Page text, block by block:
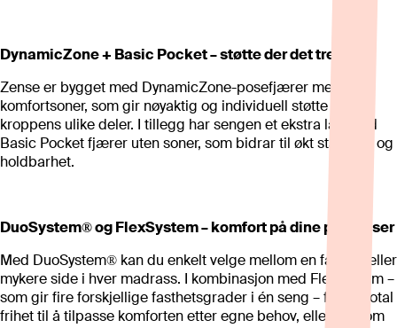
DynamicZone + Basic Pocket – støtte der det trengs
Zense er bygget med DynamicZone-posefjærer med 7
komfortsoner, som gir nøyaktig og individuell støtte til
kroppens ulike deler. I tillegg har sengen et ekstra lag med
Basic Pocket fjærer uten soner, som bidrar til økt stabilitet og
holdbarhet.
DuoSystem® og FlexSystem – komfort på dine premisser
Med DuoSystem® kan du enkelt velge mellom en fastere eller
mykere side i hver madrass. I kombinasjon med FlexSystem –
som gir fire forskjellige fasthetsgrader i én seng – får du total
frihet til å tilpasse komforten etter egne behov, eller dersom